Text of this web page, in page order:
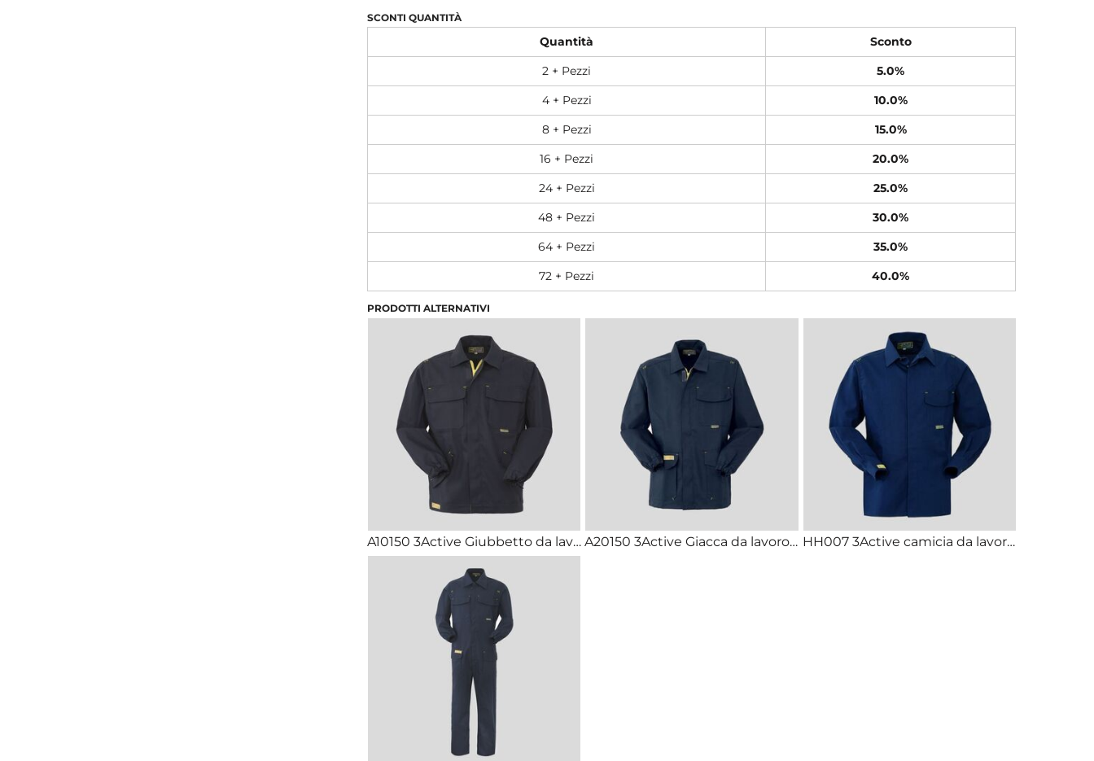
SCONTI QUANTITÀ
Quantità
Sconto
2 + Pezzi
5.0%
4 + Pezzi
10.0%
8 + Pezzi
15.0%
16 + Pezzi
20.0%
24 + Pezzi
25.0%
48 + Pezzi
30.0%
64 + Pezzi
35.0%
72 + Pezzi
40.0%
PRODOTTI ALTERNATIVI
A10150 3Active Giubbetto da lavoro certificato antistatico antifiamma arco elettrico antiacido A20150 3Active Giacca da lavoro certificata antistatica antifiamma arco elettrico antiacido 75% cotone 24% poliestere 1% fibra conduttiva 260g HH007 3Active camicia da lavoro certificata antistatica antifiamma antiacido